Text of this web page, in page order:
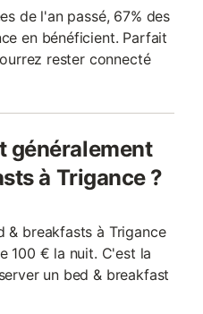
de l'an passé, 67% des
en bénéficient. Parfait
rester connecté
généralement
à Trigance ?
& breakfasts à Trigance
100 € la nuit. C'est la
un bed & breakfast